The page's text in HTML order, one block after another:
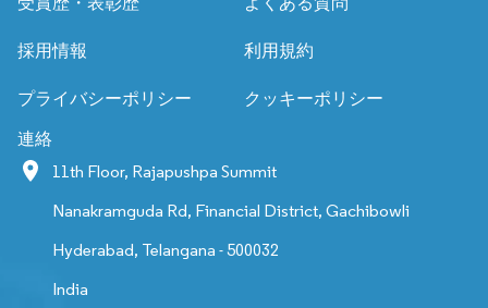
採用情報 利用規約
プライバシーポリシー クッキーポリシー
連絡
11th Floor, Rajapushpa Summit
Nanakramguda Rd, Financial District, Gachibowli
Hyderabad, Telangana - 500032
India